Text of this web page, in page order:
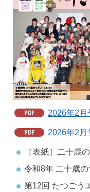
2026年2月
2026年2月
［表紙］二十歳
令和8年 二十歳
第12回 たつごう